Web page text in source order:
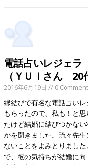
電話占いレジェ
（ＹＵＩさん 20
2016年6月19日 // 0
縁結びで有名な電話占い
もらったので、私も！と
たけど結婚に結びつかな
かを聞きました。琉々先
ないことをよみとりまし
で、彼の気持ちが結婚に